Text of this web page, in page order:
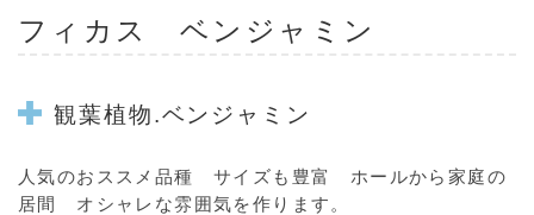
フィカス ベンジャミン
観葉植物.ベンジャミン
人気のおススメ品種 サイズも豊富 ホールから家庭の
居間 オシャレな雰囲気を作ります。